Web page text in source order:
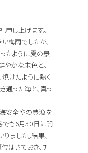
申し上げます。
梅雨でしたが、
たように夏の景
やかな朱色と、
けたように熱く
通った海と、真っ
安全やの豊漁を
でも6月30日に開
ました。結果、
はさておき、チ